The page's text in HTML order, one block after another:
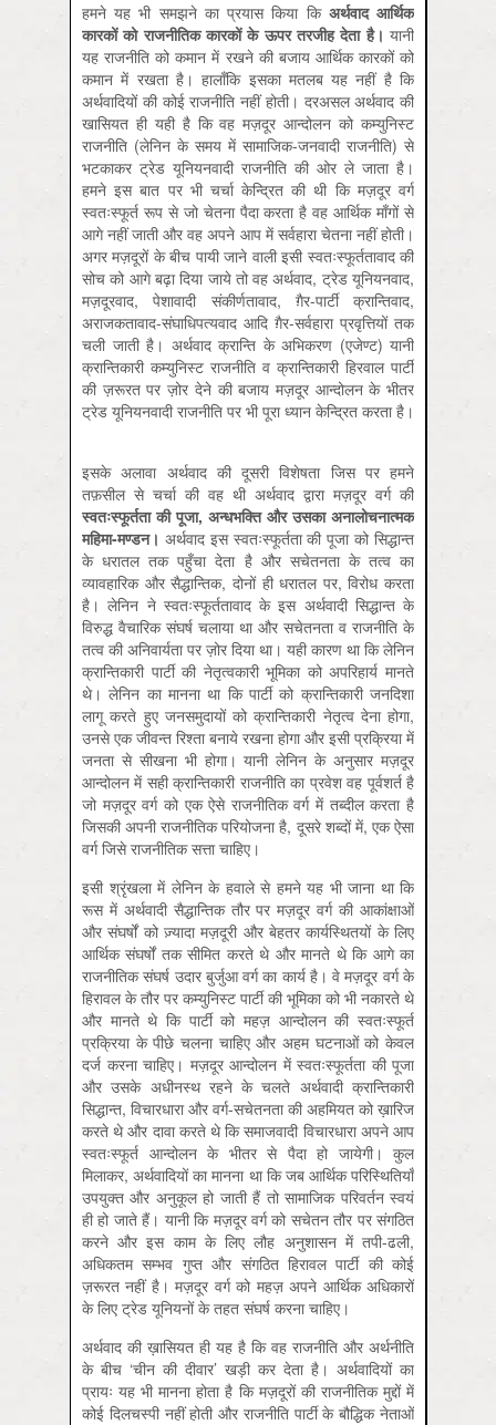
हमने यह भी समझने का प्रयास किया कि अर्थवादआर्थिक
कारकोंकोराजनीतिककारकोंकेऊपरतरजीहदेताहै। यानी
यह राजनीति को कमान में रखने की बजाय आर्थिक कारकों को
कमान में रखता है। हालाँकि इसका मतलब यह नहीं है कि
अर्थवादियों की कोई राजनीति नहीं होती। दरअसल अर्थवाद की
खासियत ही यही है कि वह मज़दूर आन्दोलन को कम्युनिस्ट
राजनीति (लेनिन के समय में सामाजिक-जनवादी राजनीति) से
भटकाकर ट्रेड यूनियनवादी राजनीति की ओर ले जाता है।
हमने इस बात पर भी चर्चा केन्द्रित की थी कि मज़दूर वर्ग
स्वतःस्फूर्त रूप से जो चेतना पैदा करता है वह आर्थिक माँगों से
आगे नहीं जाती और वह अपने आप में सर्वहारा चेतना नहीं होती।
अगर मज़दूरों के बीच पायी जाने वाली इसी स्वतःस्फूर्ततावाद की
सोच को आगे बढ़ा दिया जाये तो वह अर्थवाद, ट्रेड यूनियनवाद,
मज़दूरवाद, पेशावादी संकीर्णतावाद, ग़ैर-पार्टी क्रान्तिवाद,
अराजकतावाद-संघाधिपत्यवाद आदि ग़ैर-सर्वहारा प्रवृत्तियों तक
चली जाती है। अर्थवाद क्रान्ति के अभिकरण (एजेण्ट) यानी
क्रान्तिकारी कम्युनिस्ट राजनीति व क्रान्तिकारी हिरवाल पार्टी
की ज़रूरत पर ज़ोर देने की बजाय मज़दूर आन्दोलन के भीतर
ट्रेड यूनियनवादी राजनीति पर भी पूरा ध्यान केन्द्रित करता है।
इसके अलावा अर्थवाद की दूसरी विशेषता जिस पर हमने
तफ़सील से चर्चा की वह थी अर्थवाद द्वारा मज़दूर वर्ग की
स्वतःस्फूर्तताकीपूजा, अन्धभक्ति औरउसका अनालोचनात्मक
महिमा-मण्डन। अर्थवाद इस स्वतःस्फूर्तता की पूजा को सिद्धान्त
के धरातल तक पहुँचा देता है और सचेतनता के तत्व का
व्यावहारिक और सैद्धान्तिक, दोनों ही धरातल पर, विरोध करता
है। लेनिन ने स्वतःस्फूर्ततावाद के इस अर्थवादी सिद्धान्त के
विरुद्ध वैचारिक संघर्ष चलाया था और सचेतनता व राजनीति के
तत्व की अनिवार्यता पर ज़ोर दिया था। यही कारण था कि लेनिन
क्रान्तिकारी पार्टी की नेतृत्वकारी भूमिका को अपरिहार्य मानते
थे। लेनिन का मानना था कि पार्टी को क्रान्तिकारी जनदिशा
लागू करते हुए जनसमुदायों को क्रान्तिकारी नेतृत्व देना होगा,
उनसे एक जीवन्त रिश्ता बनाये रखना होगा और इसी प्रक्रिया में
जनता से सीखना भी होगा। यानी लेनिन के अनुसार मज़दूर
आन्दोलन में सही क्रान्तिकारी राजनीति का प्रवेश वह पूर्वशर्त है
जो मज़दूर वर्ग को एक ऐसे राजनीतिक वर्ग में तब्दील करता है
जिसकी अपनी राजनीतिक परियोजना है, दूसरे शब्दों में, एक ऐसा
वर्ग जिसे राजनीतिक सत्ता चाहिए।
इसी श्रृंखला में लेनिन के हवाले से हमने यह भी जाना था कि
रूस में अर्थवादी सैद्धान्तिक तौर पर मज़दूर वर्ग की आकांक्षाओं
और संघर्षों को ज़्यादा मज़दूरी और बेहतर कार्यस्थितयों के लिए
आर्थिक संघर्षों तक सीमित करते थे और मानते थे कि आगे का
राजनीतिक संघर्ष उदार बुर्जुआ वर्ग का कार्य है। वे मज़दूर वर्ग के
हिरावल के तौर पर कम्युनिस्ट पार्टी की भूमिका को भी नकारते थे
और मानते थे कि पार्टी को महज़ आन्दोलन की स्वतःस्फूर्त
प्रक्रिया के पीछे चलना चाहिए और अहम घटनाओं को केवल
दर्ज करना चाहिए। मज़दूर आन्दोलन में स्वतःस्फूर्तता की पूजा
और उसके अधीनस्थ रहने के चलते अर्थवादी क्रान्तिकारी
सिद्धान्त, विचारधारा और वर्ग-सचेतनता की अहमियत को ख़ारिज
करते थे और दावा करते थे कि समाजवादी विचारधारा अपने आप
स्वतःस्फूर्त आन्दोलन के भीतर से पैदा हो जायेगी। कुल
मिलाकर, अर्थवादियों का मानना था कि जब आर्थिक परिस्थितियाँ
उपयुक्त और अनुकूल हो जाती हैं तो सामाजिक परिवर्तन स्वयं
ही हो जाते हैं। यानी कि मज़दूर वर्ग को सचेतन तौर पर संगठित
करने और इस काम के लिए लौह अनुशासन में तपी-ढली,
अधिकतम सम्भव गुप्त और संगठित हिरावल पार्टी की कोई
ज़रूरत नहीं है। मज़दूर वर्ग को महज़ अपने आर्थिक अधिकारों
के लिए ट्रेड यूनियनों के तहत संघर्ष करना चाहिए।
अर्थवाद की ख़ासियत ही यह है कि वह राजनीति और अर्थनीति
के बीच ‘चीन की दीवार’ खड़ी कर देता है। अर्थवादियों का
प्रायः यह भी मानना होता है कि मज़दूरों की राजनीतिक मुद्दों में
कोई दिलचस्पी नहीं होती और राजनीति पार्टी के बौद्धिक नेताओं